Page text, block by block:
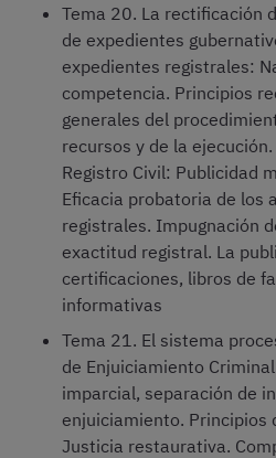
Tema 20. La rectificación
de expedientes
expedientes registrales:
competencia. Principios
generales del
recursos y de la
Registro Civil: Publicidad
Eficacia probatoria de los
registrales. Impugnación
exactitud registral. La
certificaciones, libros de
informativas
Tema 21. El sistema
de Enjuiciamiento
imparcial, separación de
enjuiciamiento. Principios
Justicia restaurativa.